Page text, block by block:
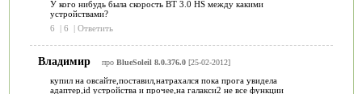
У кого нибудь была скорость BT 3.0 HS между какими
устройствами?
6
| 6 | Ответить
Владимир про BlueSoleil 8.0.376.0[25-02-2012]
купил на овсайте,поставил,натрахался пока прога увидела
адаптер,id устройства и прочее,на галакси2 не все функции